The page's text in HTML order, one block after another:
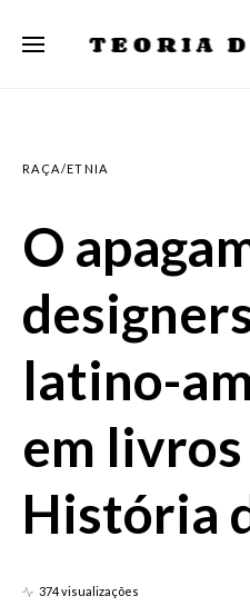
TEORIA
RAÇA/ETNIA
O
latino-
em livros
História
374 visualizações